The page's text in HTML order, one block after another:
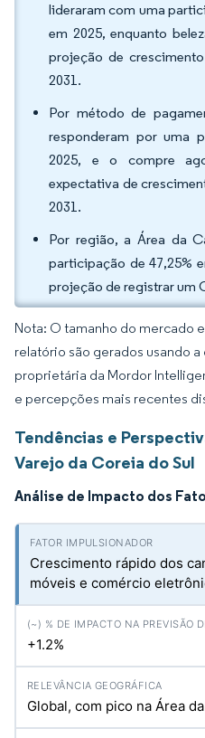
lideraram com uma
em 2025, enquanto
projeção de
2031.
Por método de
responderam por uma
2025, e o compre
expectativa de
2031.
Por região, a Área da
participação de 47,25%
projeção de registrar um
Nota: O tamanho do mercado
relatório são gerados usando
proprietária da Mordor
e percepções mais recentes
Tendências e
Varejo da Coreia do Sul
Análise de Impacto dos
Crescimento rápido dos
móveis e comércio
+1.2%
Global, com pico na Área